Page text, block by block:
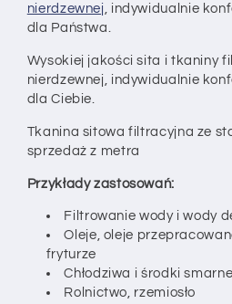
nierdzewnej , indywidualnie
dla Państwa.
Wysokiej jakości sita i tkaniny
nierdzewnej, indywidualnie
dla Ciebie.
Tkanina sitowa filtracyjna ze
sprzedaż z metra
Przykłady zastosowań:
Filtrowanie wody i wody
Oleje, oleje
fryturze
Chłodziwa i środki smarne
Rolnictwo, rzemiosło